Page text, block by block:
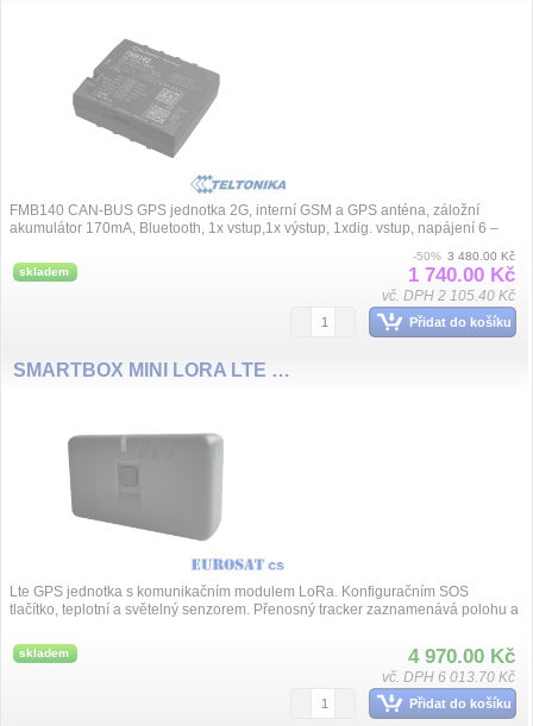
FMB140 CAN-BUS GPS jednotka 2G, interní GSM a GPS anténa, záložní
akumulátor 170mA, Bluetooth, 1x vstup,1x výstup, 1xdig. vstup, napájení 6 –
skladem
-50% 3 480.00 Kč
1 740.00 Kč
vč. DPH 2 105.40 Kč
Přidat do košíku
SMARTBOX MINI LORA LTE Lora GPS tracker
Lte GPS jednotka s komunikačním modulem LoRa. Konfiguračním SOS
tlačítko, teplotní a světelný senzorem. Přenosný tracker zaznamenává polohu a
skladem 4 970.00 Kč
vč. DPH 6 013.70 Kč
Přidat do košíku